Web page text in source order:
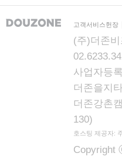
고객서비스헌장
(주)더존
사업자등
더존을지
더존강촌
130)
호스팅 제공자:
Copyright